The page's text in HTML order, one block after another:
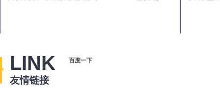
LINK
友情链接
百度一下